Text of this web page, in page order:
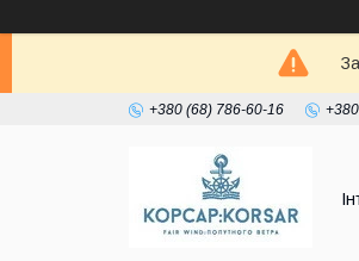
+380 (68) 786-60-16